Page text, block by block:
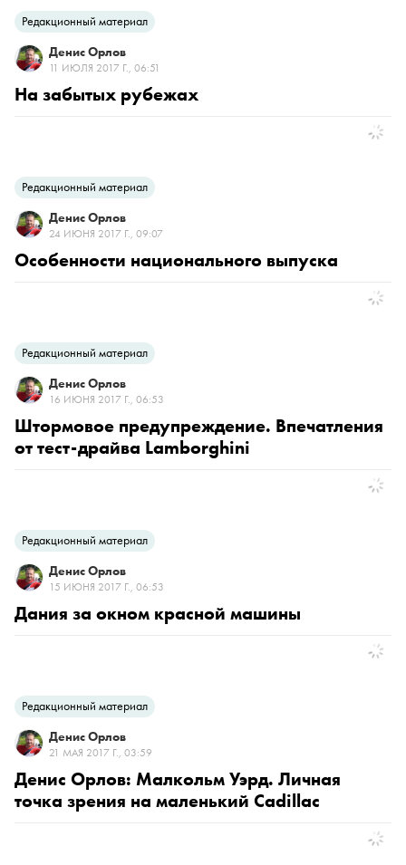
Редакционный материал
Денис Орлов
11 ИЮЛЯ 2017 Г., 06:51
На забытых рубежах
Редакционный материал
Денис Орлов
24 ИЮНЯ 2017 Г., 09:07
Особенности национального выпуска
Редакционный материал
Денис Орлов
16 ИЮНЯ 2017 Г., 06:53
Штормовое предупреждение. Впечатления
от тест-драйва Lamborghini
Редакционный материал
Денис Орлов
15 ИЮНЯ 2017 Г., 06:53
Дания за окном красной машины
Редакционный материал
Денис Орлов
21 МАЯ 2017 Г., 03:59
Денис Орлов: Малкольм Уэрд. Личная
точка зрения на маленький Cadillac